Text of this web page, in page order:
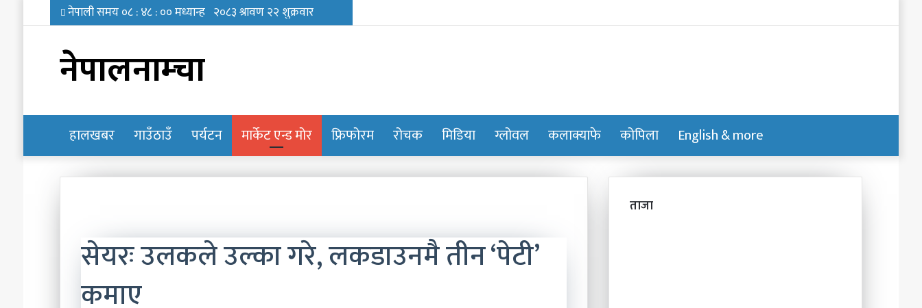
नेपालनाम्चा
होमपेज
हालखबर गाउँठाउँ पर्यटन मार्केट एन्ड मोर फ्रिफोरम रोचक मिडिया ग्लोवल कलाक्याफे कोपिला English & more
for
skin
सेयरः उलकले उल्का गरे, लकडाउनमै तीन ‘पेटी’
कमाए
ताजा